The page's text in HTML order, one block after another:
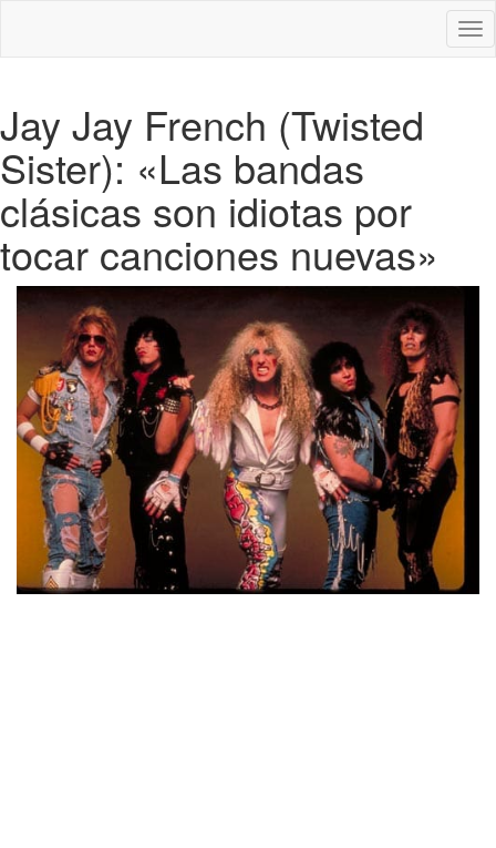
Jay Jay French (Twisted
Sister): «Las bandas
clásicas son idiotas por
tocar canciones nuevas»